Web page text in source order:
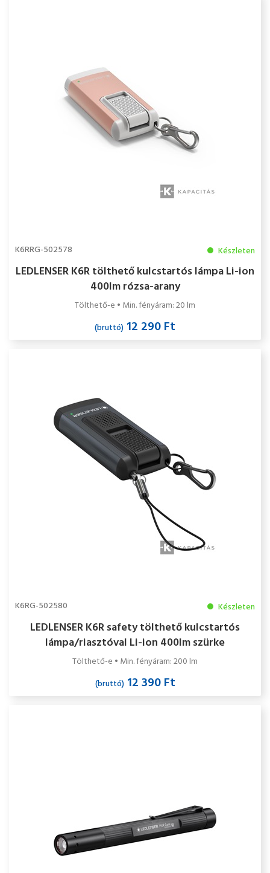
K6RRG-502578 Készleten
LEDLENSER K6R tölthető kulcstartós lámpa Li-ion
400lm rózsa-arany
Tölthető-e • Min. fényáram: 20 lm
(bruttó) 12 290 Ft
K6RG-502580 Készleten
LEDLENSER K6R safety tölthető kulcstartós
lámpa/riasztóval Li-ion 400lm szürke
Tölthető-e • Min. fényáram: 200 lm
(bruttó)12 390 Ft